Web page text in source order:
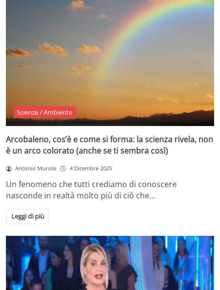
Scienze / Ambiente
Arcobaleno, cos’è e come si forma: la scienza rivela, non
è un arco colorato (anche se ti sembra così)
Antonio Murolo 4 Dicembre 2025
Un fenomeno che tutti crediamo di conoscere
nasconde in realtà molto più di ciò che…
Leggi di più